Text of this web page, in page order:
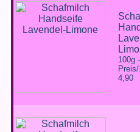
100g
4,90